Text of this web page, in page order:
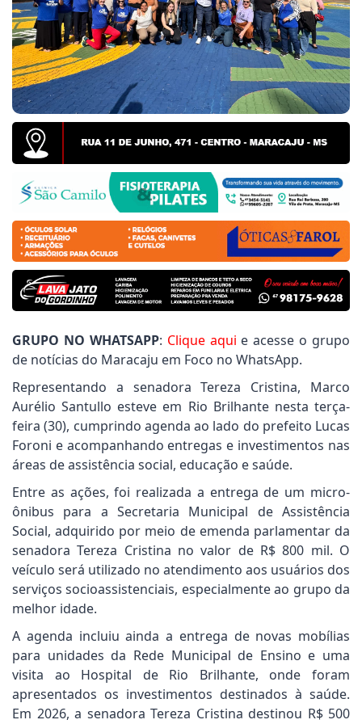
Frizzo cobra informações sobre entrega de
Gomes pede serviços de patrolamento e
informações, Rener Barbosa destaca resposta da
GRUPO NO WHATSAPP: Clique aqui e acesse o grupo
de notícias do Maracaju em Foco no WhatsApp.
Representando a senadora Tereza Cristina, Marco
Aurélio Santullo esteve em Rio Brilhante nesta terça-
feira (30), cumprindo agenda ao lado do prefeito Lucas
Foroni e acompanhando entregas e investimentos nas
áreas de assistência social, educação e saúde.
Entre as ações, foi realizada a entrega de um micro-
ônibus para a Secretaria Municipal de Assistência
Social, adquirido por meio de emenda parlamentar da
senadora Tereza Cristina no valor de R$ 800 mil. O
veículo será utilizado no atendimento aos usuários dos
serviços socioassistenciais, especialmente ao grupo da
melhor idade.
A agenda incluiu ainda a entrega de novas mobílias
para unidades da Rede Municipal de Ensino e uma
visita ao Hospital de Rio Brilhante, onde foram
apresentados os investimentos destinados à saúde.
Em 2026, a senadora Tereza Cristina destinou R$ 500